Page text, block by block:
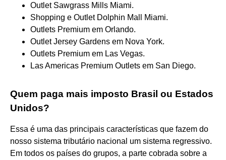
Outlet Sawgrass Mills Miami.
Shopping e Outlet Dolphin Mall Miami.
Outlets Premium em Orlando.
Outlet Jersey Gardens em Nova York.
Outlets Premium em Las Vegas.
Las Americas Premium Outlets em San Diego.
Quem paga mais imposto Brasil ou Estados
Unidos?
Essa é uma das principais características que fazem do
nosso sistema tributário nacional um sistema regressivo.
Em todos os países do grupos, a parte cobrada sobre a